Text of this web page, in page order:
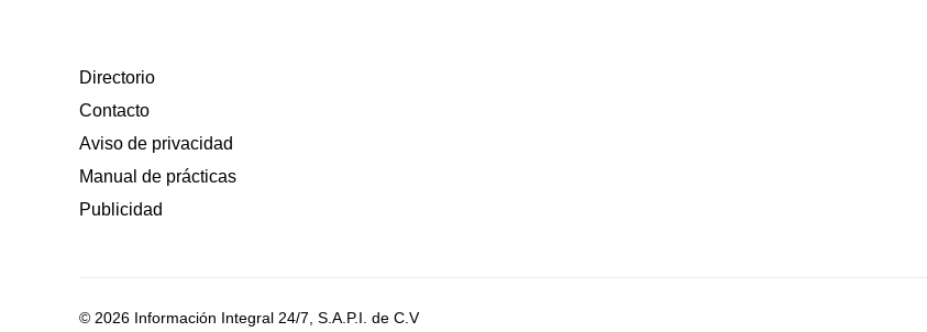
Directorio
Contacto
Aviso de privacidad
Manual de prácticas
Publicidad
© 2026 Información Integral 24/7, S.A.P.I. de C.V